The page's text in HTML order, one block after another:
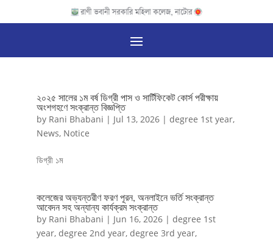
২০২৫ সালের ১ম বর্ষ ডিগ্রী পাস ও সার্টিফিকেট কোর্স পরীক্ষায়
অংশগহণে সংক্রান্ত বিজ্ঞপ্তি
by Rani Bhabani | Jul 13, 2026| degree 1st year,
News, Notice
ডিগ্রী ১ম
কলেজের অভ্যন্তরীণ ফরণ পূরন, অনলাইনে ভর্তি সংক্রান্ত
আবেদন সহ অন্যান্য কার্যক্রম সংক্রান্ত
by Rani Bhabani | Jun 16, 2026| degree 1st
year, degree 2nd year, degree 3rd year,